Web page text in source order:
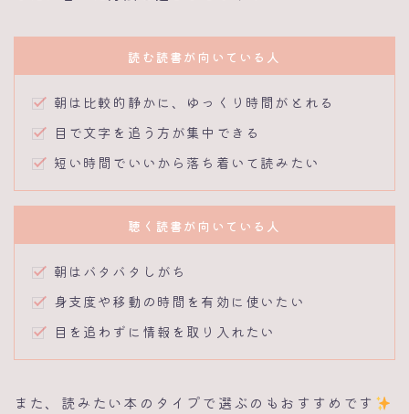
読む読書が向いている人
朝は比較的静かに、ゆっくり時間がとれる
目で文字を追う方が集中できる
短い時間でいいから落ち着いて読みたい
聴く読書が向いている人
朝はバタバタしがち
身支度や移動の時間を有効に使いたい
目を追わずに情報を取り入れたい
また、読みたい本のタイプで選ぶのもおすすめです